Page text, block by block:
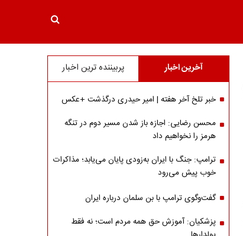
آخرین اخبار پربیننده ترین اخبار
خبر تلخ آخر هفته | امیر حیدری درگذشت +عکس
محسن رضایی: اجازه باز شدن مسیر دوم در تنگه
هرمز را نخواهیم داد
ترامپ: جنگ با ایران به‌زودی پایان می‌یابد؛ مذاکرات
خوب پیش می‌رود
گفت‌وگوی ترامپ با بن سلمان درباره ایران
پزشکیان: آموزش حق همه مردم است؛ نه فقط